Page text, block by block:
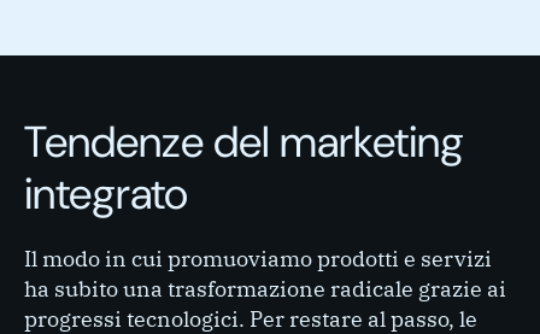
Tendenze del marketing
integrato
Il modo in cui promuoviamo prodotti e servizi
ha subito una trasformazione radicale grazie ai
progressi tecnologici. Per restare al passo, le